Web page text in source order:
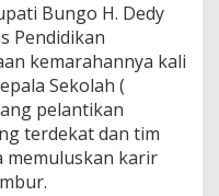
Bungo H. Dedy
Pendidikan
kemarahannya kali
Sekolah (
pelantikan
terdekat dan tim
memuluskan karir